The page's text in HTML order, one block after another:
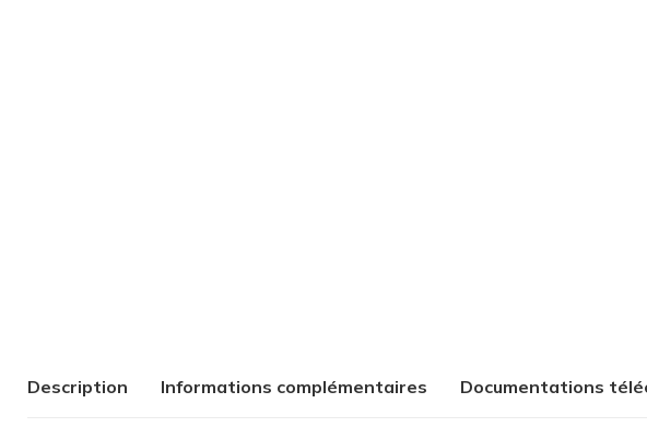
Description Informations complémentaires Documentations